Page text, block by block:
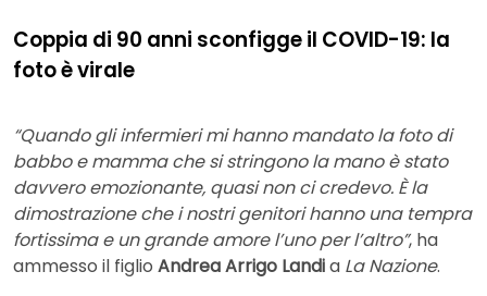
Coppia di 90 anni sconfigge il COVID-19: la
foto è virale
“Quando gli infermieri mi hanno mandato la foto di
babbo e mamma che si stringono la mano è stato
davvero emozionante, quasi non ci credevo. È la
dimostrazione che i nostri genitori hanno una tempra
fortissima e un grande amore l’uno per l’altro”, ha
ammesso il figlio Andrea Arrigo Landia La Nazione.